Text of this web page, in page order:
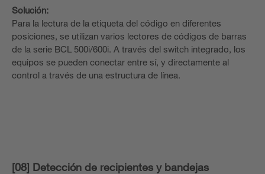
Solución:
Para la lectura de la etiqueta del código en diferentes
posiciones, se utilizan varios lectores de códigos de barras
de la serie BCL 500i/600i. A través del switch integrado, los
equipos se pueden conectar entre sí, y directamente al
control a través de una estructura de línea.
[08] Detección de recipientes y bandejas